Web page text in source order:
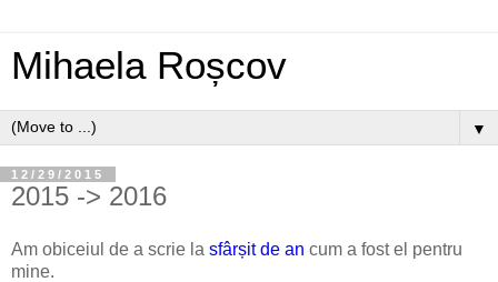
Mihaela Roșcov
▼
12/29/2015
2015 -> 2016
Am obiceiul de a scrie la sfârșit de an cum a fost el pentru
mine.